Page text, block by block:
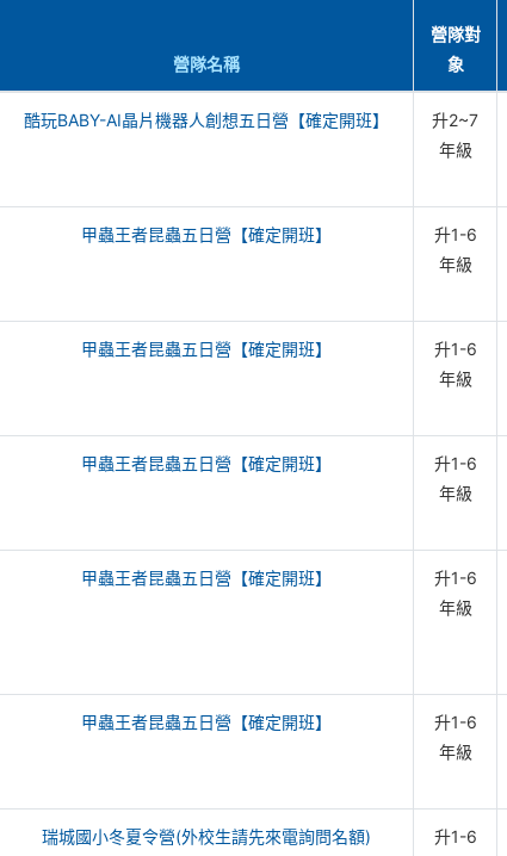
營隊名稱
營隊對
象
酷玩BABY-AI晶片機器人創想五日營【確定開班】
升2~7
年級
甲蟲王者昆蟲五日營【確定開班】
升1-6
年級
甲蟲王者昆蟲五日營【確定開班】
升1-6
年級
甲蟲王者昆蟲五日營【確定開班】
升1-6
年級
甲蟲王者昆蟲五日營【確定開班】
升1-6
年級
甲蟲王者昆蟲五日營【確定開班】
升1-6
年級
瑞城國小冬夏令營(外校生請先來電詢問名額) 升1-6